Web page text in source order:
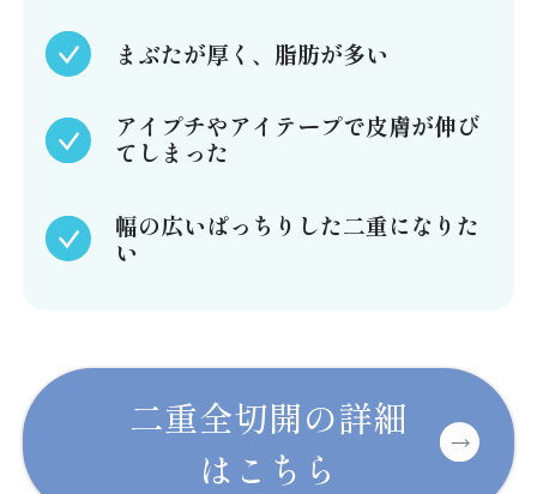
まぶたが厚く、脂肪が多い
アイプチやアイテープで皮膚が伸び
てしまった
幅の広いぱっちりした二重になりた
い
二重全切開の詳細
はこちら